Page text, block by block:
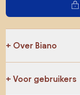
Over Biano
Voor gebruikers